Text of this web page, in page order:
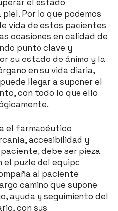
el estado
Por lo que podemos
vida de estos pacientes
ocasiones en calidad de
punto clave y
su estado de ánimo y la
en su vida diaria,
llegar a suponer el
con todo lo que ello
el farmacéutico
accesibilidad y
debe ser pieza
puzle del equipo
al paciente
camino que supone
ayuda y seguimiento del
con sus